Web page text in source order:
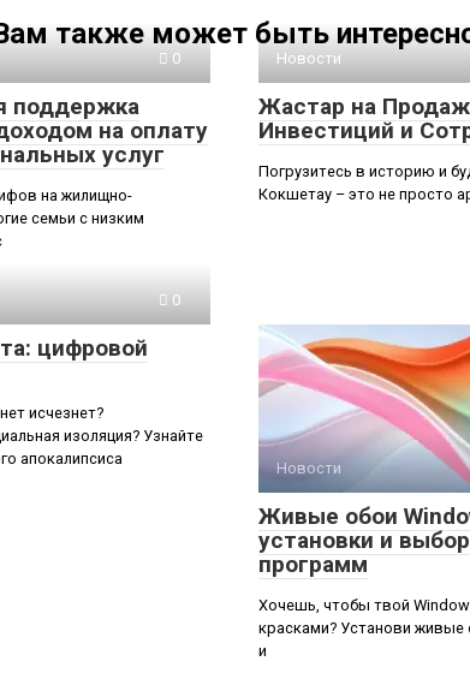
также может быть
0
поддержка
на оплату
услуг
на жилищно-
семьи с низким
Новости
Жастар на
Инвестиций и
Погрузитесь в историю и
Кокшетау – это не просто
0
цифровой
исчезнет?
изоляция? Узнайте
апокалипсиса
Новости
Живые обои
установки и
программ
Хочешь, чтобы твой
красками? Установи
и